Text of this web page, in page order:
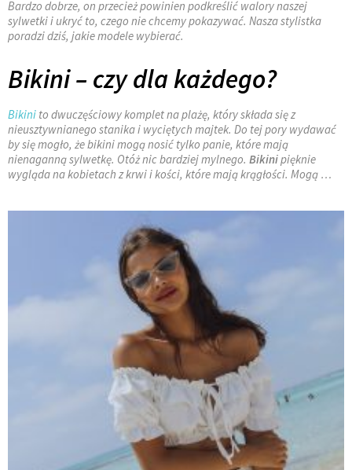
Bardzo dobrze, on przecież powinien podkreślić walory naszej
sylwetki i ukryć to, czego nie chcemy pokazywać. Nasza stylistka
poradzi dziś, jakie modele wybierać.
Bikini – czy dla każdego?
Bikini to dwuczęściowy komplet na plażę, który składa się z
nieusztywnianego stanika i wyciętych majtek. Do tej pory wydawać
by się mogło, że bikini mogą nosić tylko panie, które mają
nienaganną sylwetkę. Otóż nic bardziej mylnego. Bikinipięknie
wygląda na kobietach z krwi i kości, które mają krągłości. Mogą …